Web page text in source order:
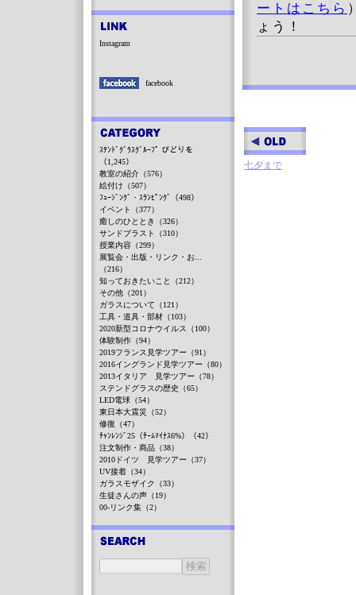
ートはこちら
ょう！
七夕まで
Instagram
facebook
ｽﾃﾝﾄﾞｸﾞﾗｽｸﾞﾙｰﾌﾟ びどりを
（1,245）
教室の紹介（576）
絵付け（507）
ﾌｭｰｼﾞﾝｸﾞ・ｽﾗﾝﾋﾟﾝｸﾞ（498）
イベント（377）
癒しのひととき（326）
サンドブラスト（310）
授業内容（299）
展覧会・出版・リンク・お...
（216）
知っておきたいこと（212）
その他（201）
ガラスについて（121）
工具・道具・部材（103）
2020新型コロナウイルス（100）
体験制作（94）
2019フランス見学ツアー（91）
2016イングランド見学ツアー（80）
2013イタリア 見学ツアー（78）
ステンドグラスの歴史（65）
LED電球（54）
東日本大震災（52）
修復（47）
ﾁｬﾝﾚﾝｼﾞ25（ﾁｰﾑﾏｲﾅｽ6%）（42）
注文制作・商品（38）
2010ドイツ 見学ツアー（37）
UV接着（34）
ガラスモザイク（33）
生徒さんの声（19）
00-リンク集（2）